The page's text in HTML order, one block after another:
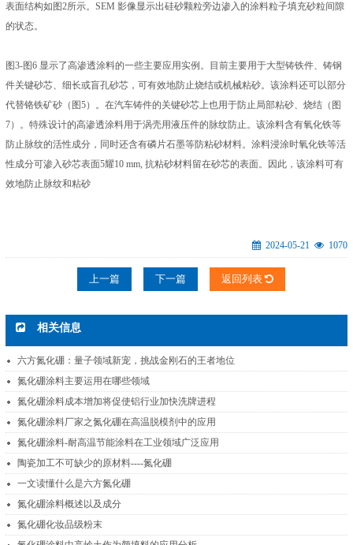
表面结构如图2所示。SEM 影像显示出硅砂颗粒旁边渗入的涂料粒子填充砂粒间隙
的状态。
图3-图6 显示了高渗透涂料的一些主要应用实例。目前主要用于大型铸铁件、铸钢
件关键砂芯、细长或盲孔砂芯，可有效地防止烧结或机械粘砂。该涂料还可以部分
代替铬铁矿砂（图5）。在汽车铸件的关键砂芯上也用于防止局部粘砂、烧结（图
7）。特殊设计的高渗透涂料用于涡壳用液压件的脉纹防止。该涂料含有氧化铁等
防止脉纹的活性成分，同时还含有磷片石墨等防粘砂材料。涂料浸涂时氧化铁等活
性成分可渗入砂芯表面5耀10 mm, 抗粘砂材料留在砂芯的表面。因此，该涂料可有
效地防止脉纹和粘砂
2024-05-21 1070
上一篇 下一篇 返回列表
相关信息
六方氮化硼：量子领域新宠，挑战金刚石的王者地位
氮化硼涂料主要运用在哪些领域
氮化硼涂料成本增加将促使铝行业加快洗牌进程
氮化硼涂料厂家之氮化硼在高温脱模剂中的应用
氮化硼涂料-耐高温节能涂料在工业领域广泛应用
陶瓷加工不可缺少的原材料----氮化硼
一文读懂什么是六方氮化硼
氮化硼涂料概述以及成分
氮化硼化妆品级粉末